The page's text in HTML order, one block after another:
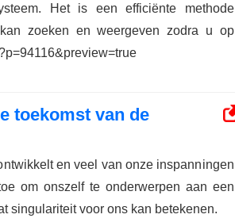
Het is een efficiënte methode
zoeken en weergeven zodra u op
toekomst van de
en veel van onze inspanningen
om onszelf te onderwerpen aan een
singulariteit voor ons kan betekenen.